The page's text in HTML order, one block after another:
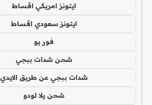
ايتونز امريكي اقساط
ايتونز سعودي اقساط
فور يو
شحن شدات ببجي
شدات ببجي عن طريق الايدي
شحن يلا لودو